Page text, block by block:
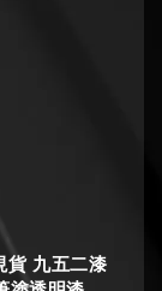
貨 九五二漆